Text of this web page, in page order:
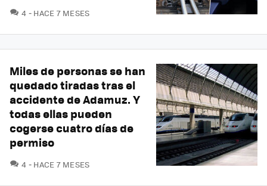
4 COMENTARIOS
HACE 7 MESES
Miles de personas se han
quedado tiradas tras el
accidente de Adamuz. Y
todas ellas pueden
cogerse cuatro días de
permiso
4 COMENTARIOS
HACE 7 MESES